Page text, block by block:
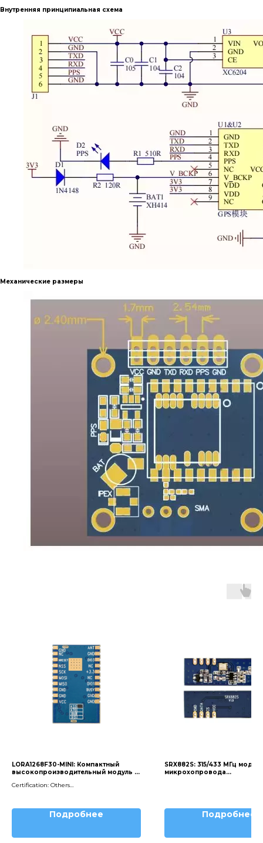
Внутренняя принципиальная схема
Механические размеры
LORA1268F30-MINI: Компактный
высокопроизводительный модуль 1
Certification: Others
Interface: SPI
Output Power: 1W
Частота Марка:410 МГц, 450 МГц
Подробнее
SRX882S: 315/433 МГц модуль
микрохопровода
Подробнее